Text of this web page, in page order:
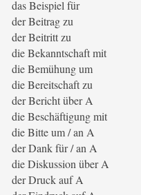
das Beispiel für
der Beitrag zu
der Beitritt zu
die Bekanntschaft mit
die Bemühung um
die Bereitschaft zu
der Bericht über A
die Beschäftigung mit
die Bitte um / an A
der Dank für / an A
die Diskussion über A
der Druck auf A